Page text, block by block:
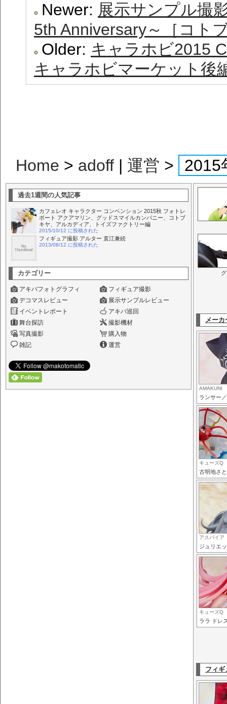
Newer: 展示サンプル撮
5th Anniversary～［コト
Older: キャラホビ2015
キャラホビマーケット後
Home > adoff | 運営 > 2015
過去1週間の人気記事
カフェレオ キャラクター コンベンション 2015秋 フォトレ
ポート アクアマリン、グッドスマイルカンパニー、コトブ
キヤ、アルカディア、トイズファクトリー編
2015/10/12 に投稿された
フィギュア撮影 アルター 直江兼続
2013/08/12 に投稿された
カテゴリー
アキバフォトグラフィ
フィギュア撮影
デコマスレビュー
展示サンプルレビュー
イベントレポート
アキバ巡回
舞台探訪
撮影機材
写真撮影
購入物
雑記
運営
メーカ
AMAKUNI
ランサー
キューズQ
古明地さ
アスパイア
ジュリエ
キューズQ
ララ ドレ
フィギ